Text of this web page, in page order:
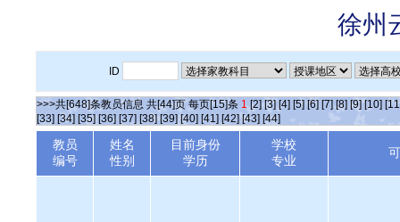
徐州
ID
>>>共[648]条教员信息 共[44]页 每页[15]条 1 [2] [3] [4] [5] [6] [7] [8] [9] [10]
[33] [34] [35] [36] [37] [38] [39] [40] [41] [42] [43] [44]
教员
编号
姓名
性别
目前身份
学历
学校
专业